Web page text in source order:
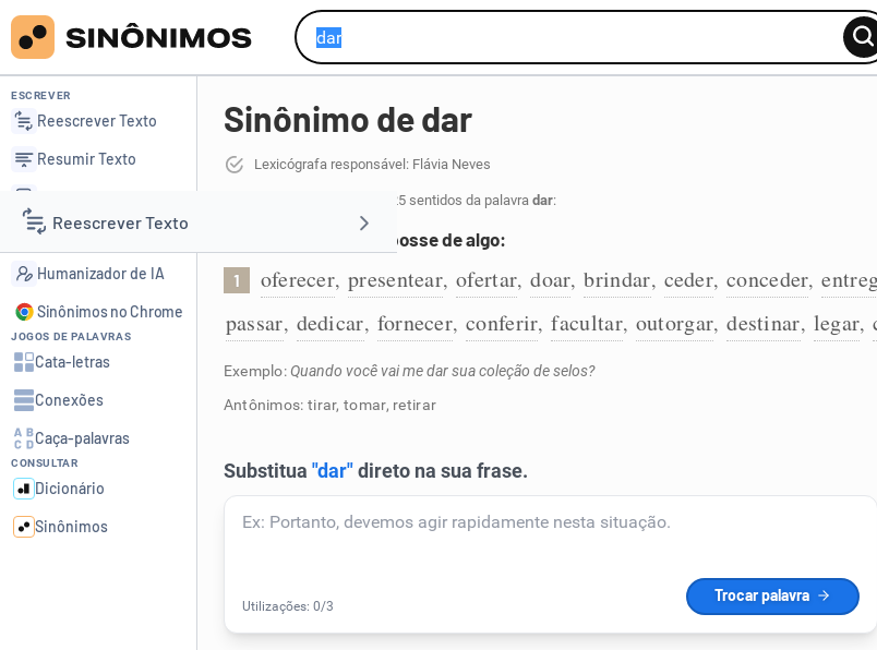
Reescrever Texto
Resumir Texto
Corrigir Texto
Detector de IA
Humanizador de IA
ESCREVER
Reescrever Texto
Resumir Texto
Detector de IA
Humanizador de IA
Sinônimos no Chrome
JOGOS DE PALAVRAS
Cata-letras
Conexões
Caça-palavras
CONSULTAR
Dicionário
Sinônimos
Sinônimo de dar
Lexicógrafa responsável: Flávia Neves
para 25 sentidos da palavra dar:
Pôr outra pessoa na posse de algo:
1 oferecer, presentear, ofertar, doar, brindar, ceder, conceder,
passar, dedicar, fornecer, conferir, facultar, outorgar, destinar, legar,
Exemplo:Quando você vai me dar sua coleção de selos?
Antônimos: tirar, tomar, retirar